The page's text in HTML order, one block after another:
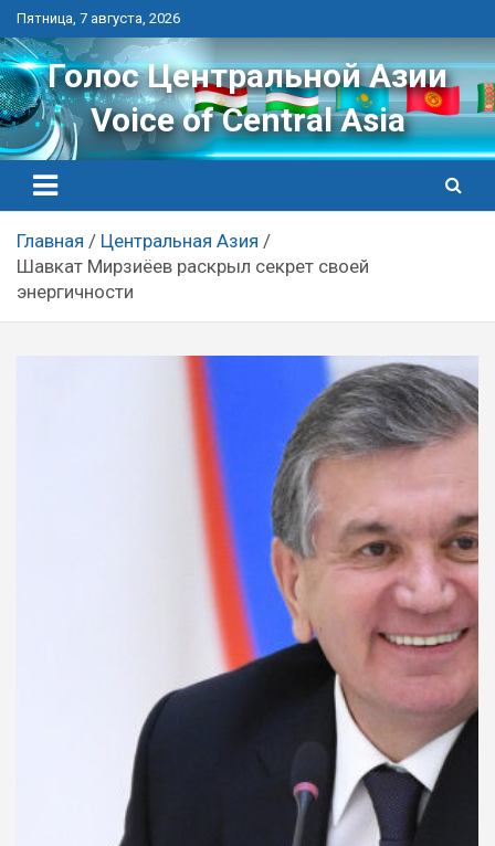
Перейти
к
контенту
Пятница, 7 августа, 2026
Голос Центральной Азии
Voice of Central Asia
Главная
Центральная Азия
Шавкат Мирзиёев раскрыл секрет своей
энергичности